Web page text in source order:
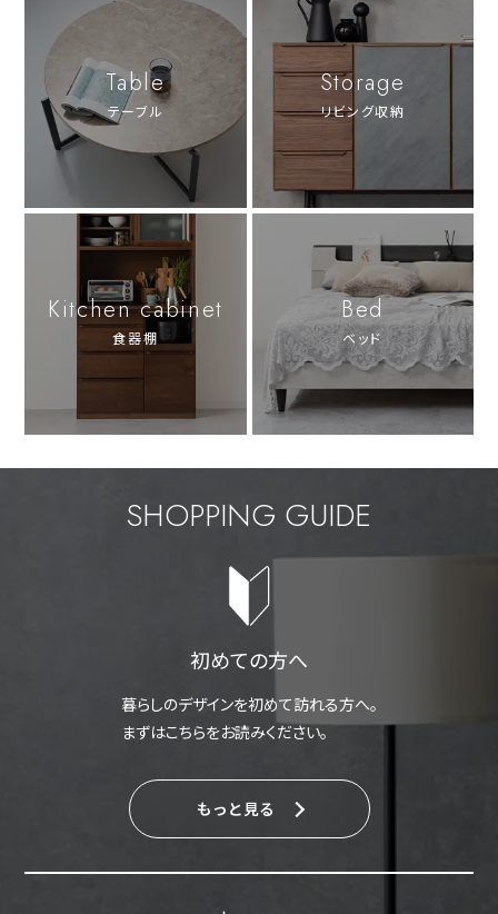
Table
テーブル
Storage
リビング収納
Kitchen cabinet
食器棚
Bed
ベッド
SHOPPING GUIDE
初めての方へ
暮らしのデザインを初めて訪れる方へ。
まずはこちらをお読みください。
もっと見る